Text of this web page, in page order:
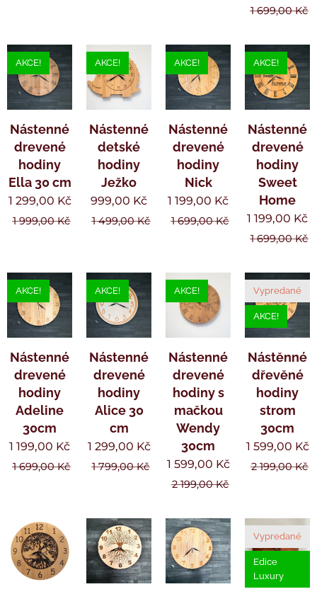
1 699,00Kč
Nástenné
drevené
hodiny
Ella 30 cm
AKCE!
1 299,00 Kč
1 999,00Kč
Nástenné
detské
hodiny
Ježko
AKCE!
999,00 Kč
1 499,00Kč
Nástenné
drevené
hodiny
Nick
AKCE!
1 199,00 Kč
1 699,00Kč
Nástenné
drevené
hodiny
Sweet
Home
AKCE!
1 199,00 Kč
1 699,00Kč
Nástenné
drevené
hodiny
Adeline
30cm
AKCE!
1 199,00 Kč
1 699,00Kč
Nástenné
drevené
hodiny
Alice 30
cm
AKCE!
1 299,00 Kč
1 799,00Kč
Nástenné
drevené
hodiny s
mačkou
Wendy
30cm
AKCE!
1 599,00 Kč
2 199,00Kč
Nástěnné
dřevěné
hodiny
strom
30cm
Vypredané
AKCE!
1 599,00 Kč
2 199,00Kč
Vypredané
Edice
Luxury